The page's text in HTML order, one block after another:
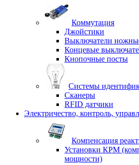
Коммутация
Джойстики
Выключатели
Концевые
Кнопочные посты
Системы
Сканеры
RFID датчики
Электричество, контроль,
Компенсация
Установки КРМ
мощности)